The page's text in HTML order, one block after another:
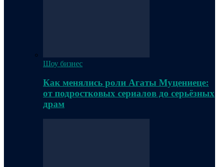
Шоу бизнес
Как менялись роли Агаты Муцениеце:
от подростковых сериалов до серьёзных
драм